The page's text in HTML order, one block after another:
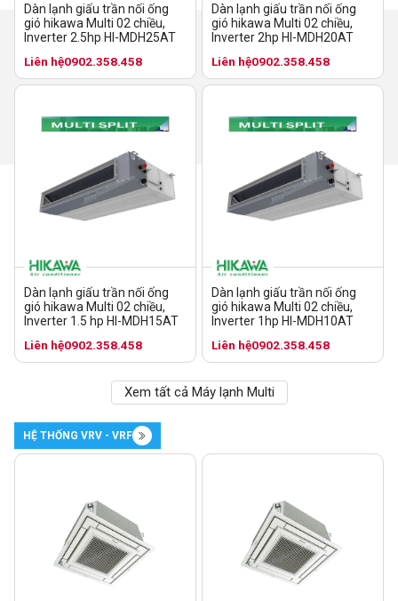
Dàn lạnh giấu trần nối ống
gió hikawa Multi 02 chiều,
Inverter 2.5hp HI-MDH25AT
Liên hệ0902.358.458
Dàn lạnh giấu trần nối ống
gió hikawa Multi 02 chiều,
Inverter 2hp HI-MDH20AT
Liên hệ0902.358.458
Dàn lạnh giấu trần nối ống
gió hikawa Multi 02 chiều,
Inverter 1.5 hp HI-MDH15AT
Liên hệ0902.358.458
Dàn lạnh giấu trần nối ống
gió hikawa Multi 02 chiều,
Inverter 1hp HI-MDH10AT
Liên hệ0902.358.458
Xem tất cả Máy lạnh Multi
HỆ THỐNG VRV - VRF